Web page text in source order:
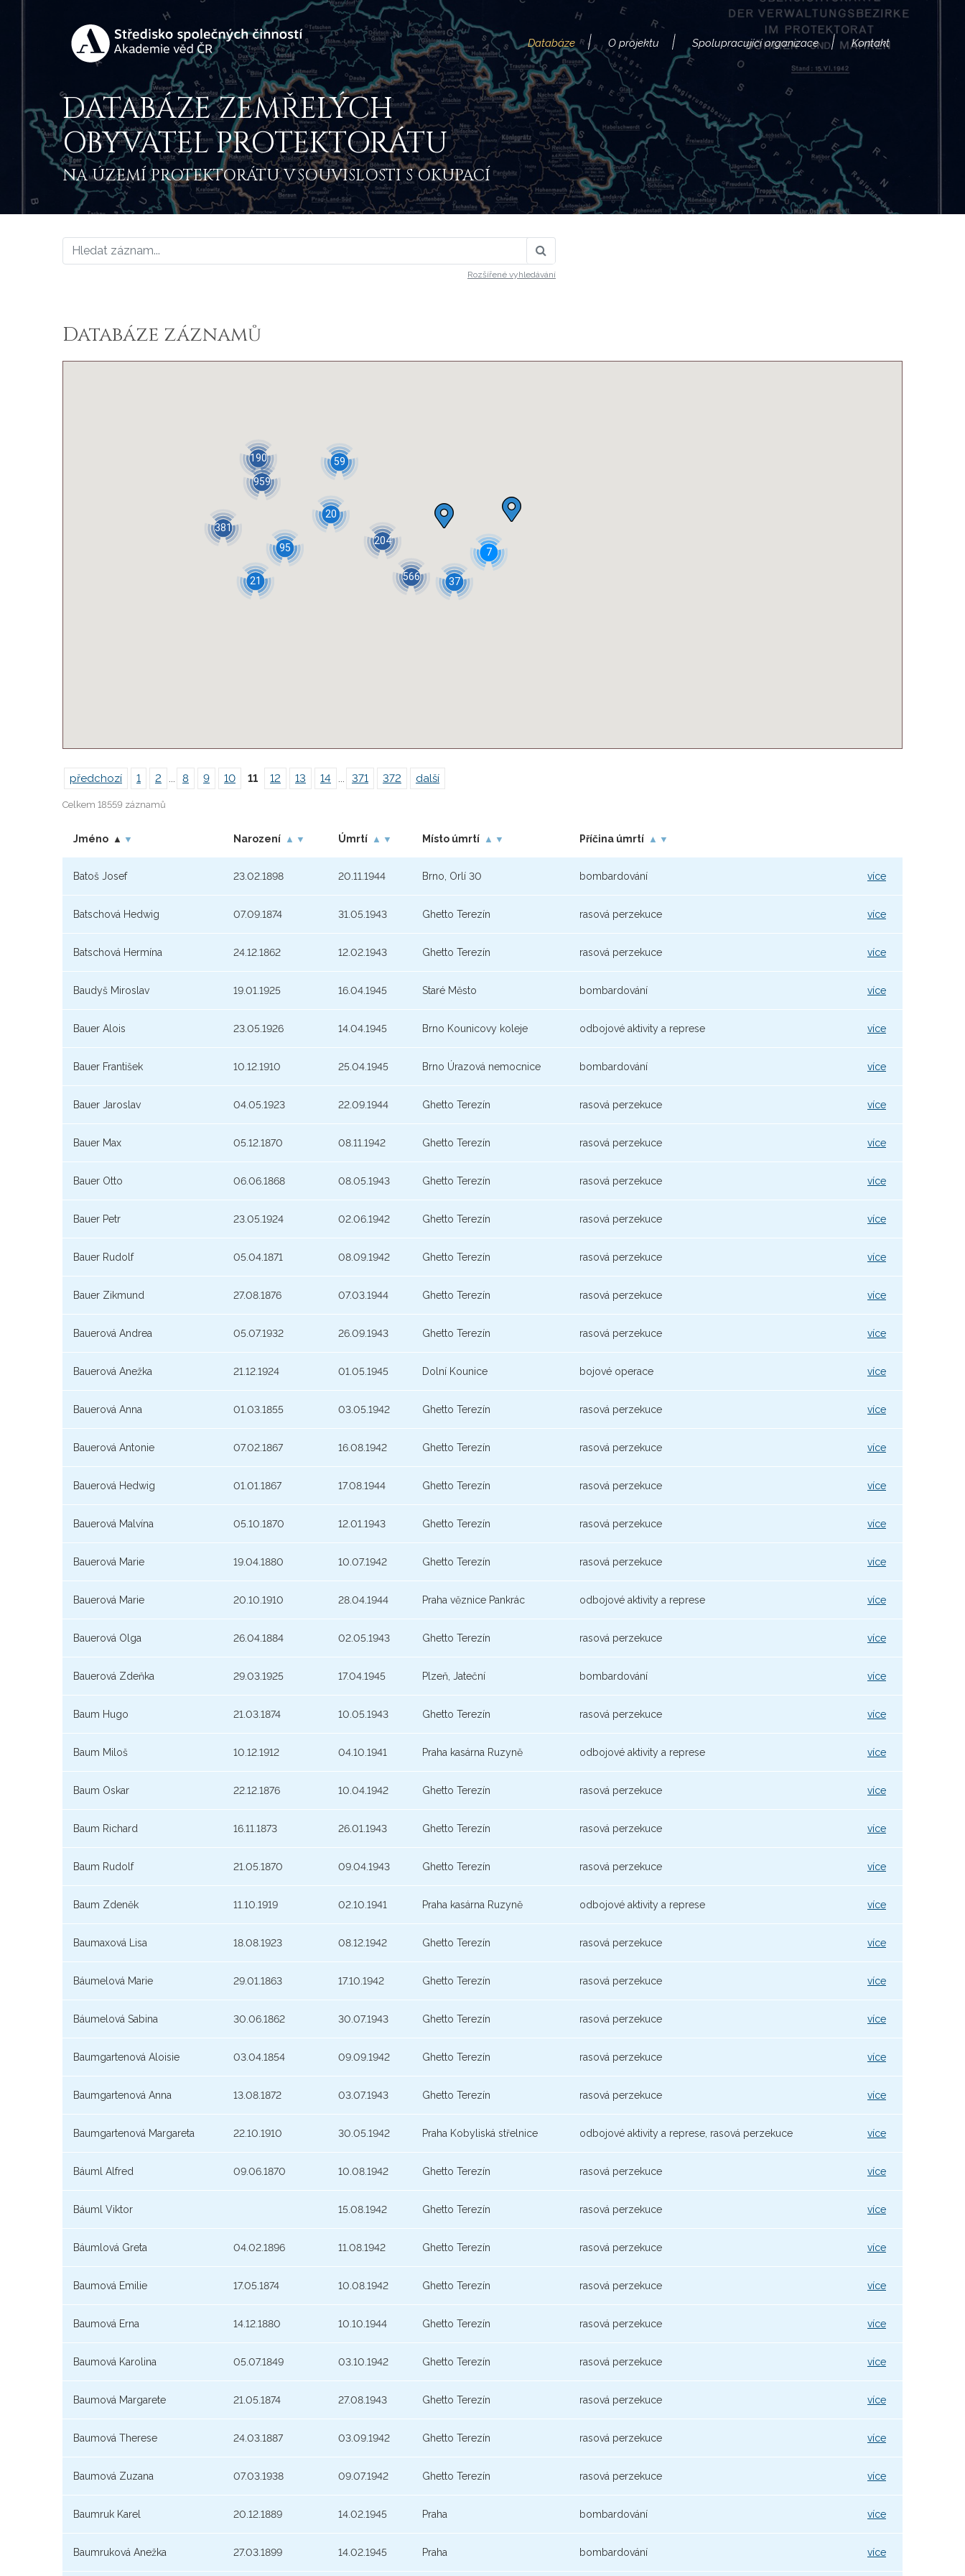
Databáze O projektu Spolupracující organizace Kontakt
DATABÁZE ZEMŘELÝCH
OBYVATEL PROTEKTORÁTU
NA ÚZEMÍ PROTEKTORÁTU V SOUVISLOSTI S OKUPACÍ
Rozšířené vyhledávání
Databáze záznamů
59
959
566
190
204
21
20
381
95
7
37
předchozí 1 2 ... 8 9 10 11 12 13 14 ... 371 372 další
Celkem 18559 záznamů
Jméno ▲ ▼ Narození ▲ ▼ Úmrtí ▲ ▼ Místo úmrtí ▲ ▼ Příčina úmrtí ▲ ▼
Batoš Josef 23.02.1898 20.11.1944 Brno, Orlí 30 bombardování více
Batschová Hedwig 07.09.1874 31.05.1943 Ghetto Terezín rasová perzekuce více
Batschová Hermína 24.12.1862 12.02.1943 Ghetto Terezín rasová perzekuce více
Baudyš Miroslav 19.01.1925 16.04.1945 Staré Město bombardování více
Bauer Alois 23.05.1926 14.04.1945 Brno Kounicovy koleje odbojové aktivity a represe více
Bauer František 10.12.1910 25.04.1945 Brno Úrazová nemocnice bombardování více
Bauer Jaroslav 04.05.1923 22.09.1944 Ghetto Terezín rasová perzekuce více
Bauer Max 05.12.1870 08.11.1942 Ghetto Terezín rasová perzekuce více
Bauer Otto 06.06.1868 08.05.1943 Ghetto Terezín rasová perzekuce více
Bauer Petr 23.05.1924 02.06.1942 Ghetto Terezín rasová perzekuce více
Bauer Rudolf 05.04.1871 08.09.1942 Ghetto Terezín rasová perzekuce více
Bauer Zikmund 27.08.1876 07.03.1944 Ghetto Terezín rasová perzekuce více
Bauerová Andrea 05.07.1932 26.09.1943 Ghetto Terezín rasová perzekuce více
Bauerová Anežka 21.12.1924 01.05.1945 Dolní Kounice bojové operace více
Bauerová Anna 01.03.1855 03.05.1942 Ghetto Terezín rasová perzekuce více
Bauerová Antonie 07.02.1867 16.08.1942 Ghetto Terezín rasová perzekuce více
Bauerová Hedwig 01.01.1867 17.08.1944 Ghetto Terezín rasová perzekuce více
Bauerová Malvína 05.10.1870 12.01.1943 Ghetto Terezín rasová perzekuce více
Bauerová Marie 19.04.1880 10.07.1942 Ghetto Terezín rasová perzekuce více
Bauerová Marie 20.10.1910 28.04.1944 Praha věznice Pankrác odbojové aktivity a represe více
Bauerová Olga 26.04.1884 02.05.1943 Ghetto Terezín rasová perzekuce více
Bauerová Zdeňka 29.03.1925 17.04.1945 Plzeň, Jateční bombardování více
Baum Hugo 21.03.1874 10.05.1943 Ghetto Terezín rasová perzekuce více
Baum Miloš 10.12.1912 04.10.1941 Praha kasárna Ruzyně odbojové aktivity a represe více
Baum Oskar 22.12.1876 10.04.1942 Ghetto Terezín rasová perzekuce více
Baum Richard 16.11.1873 26.01.1943 Ghetto Terezín rasová perzekuce více
Baum Rudolf 21.05.1870 09.04.1943 Ghetto Terezín rasová perzekuce více
Baum Zdeněk 11.10.1919 02.10.1941 Praha kasárna Ruzyně odbojové aktivity a represe více
Baumaxová Lisa 18.08.1923 08.12.1942 Ghetto Terezín rasová perzekuce více
Báumelová Marie 29.01.1863 17.10.1942 Ghetto Terezín rasová perzekuce více
Báumelová Sabina 30.06.1862 30.07.1943 Ghetto Terezín rasová perzekuce více
Baumgartenová Aloisie 03.04.1854 09.09.1942 Ghetto Terezín rasová perzekuce více
Baumgartenová Anna 13.08.1872 03.07.1943 Ghetto Terezín rasová perzekuce více
Baumgartenová Margareta 22.10.1910 30.05.1942 Praha Kobyliská střelnice odbojové aktivity a represe, rasová perzekuce více
Báuml Alfred 09.06.1870 10.08.1942 Ghetto Terezín rasová perzekuce více
Báuml Viktor 15.08.1942 Ghetto Terezín rasová perzekuce více
Báumlová Greta 04.02.1896 11.08.1942 Ghetto Terezín rasová perzekuce více
Baumová Emilie 17.05.1874 10.08.1942 Ghetto Terezín rasová perzekuce více
Baumová Erna 14.12.1880 10.10.1944 Ghetto Terezín rasová perzekuce více
Baumová Karolina 05.07.1849 03.10.1942 Ghetto Terezín rasová perzekuce více
Baumová Margarete 21.05.1874 27.08.1943 Ghetto Terezín rasová perzekuce více
Baumová Therese 24.03.1887 03.09.1942 Ghetto Terezín rasová perzekuce více
Baumová Zuzana 07.03.1938 09.07.1942 Ghetto Terezín rasová perzekuce více
Baumruk Karel 20.12.1889 14.02.1945 Praha bombardování více
Baumruková Anežka 27.03.1899 14.02.1945 Praha bombardování více